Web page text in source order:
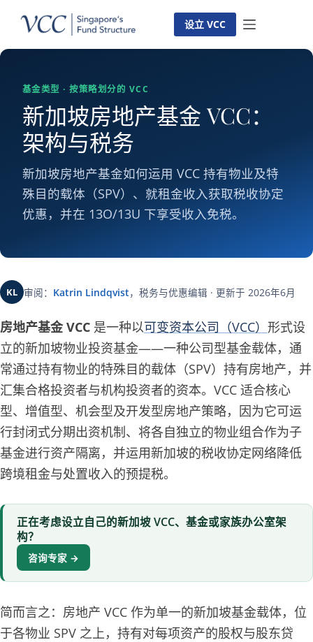
容
设立 VCC
基金类型 · 按策略划分的 VCC
新加坡房地产基金 VCC：
架构与税务
新加坡房地产基金如何运用 VCC 持有物业及特
殊目的载体（SPV）、就租金收入获取税收协定
优惠，并在 13O/13U 下享受收入免税。
KL 审阅： Katrin Lindqvist，税务与优惠编辑 · 更新于 2026年6月
房地产基金 VCC 是一种以可变资本公司（VCC） 形式设
立的新加坡物业投资基金——一种公司型基金载体，通
常通过持有物业的特殊目的载体（SPV）持有房地产，并
汇集合格投资者与机构投资者的资本。VCC 适合核心
型、增值型、机会型及开发型房地产策略，因为它可运
行封闭式分期出资机制、将各自独立的物业组合作为子
基金进行资产隔离，并运用新加坡的税收协定网络降低
跨境租金与处置收入的预提税。
正在考虑设立自己的新加坡 VCC、基金或家族办公室架
构？
咨询专家 →
简而言之：房地产 VCC 作为单一的新加坡基金载体，位
于各物业 SPV 之上，持有对每项资产的股权与股东贷